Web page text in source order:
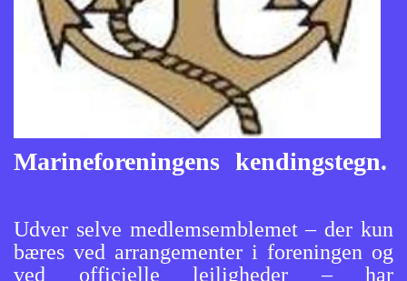
Marineforeningens kendingstegn.
Udver selve medlemsemblemet – der kun
bæres ved arrangementer i foreningen og
ved officielle lejligheder – har